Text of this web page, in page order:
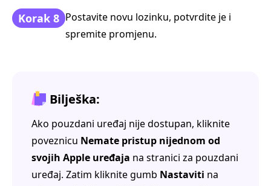
Korak 8 Postavite novu lozinku, potvrdite je i
spremite promjenu.
Bilješka:
Ako pouzdani uređaj nije dostupan, kliknite
poveznicu Nemate pristup nijednom od
svojih Apple uređaja na stranici za pouzdani
uređaj. Zatim kliknite gumb Nastaviti na